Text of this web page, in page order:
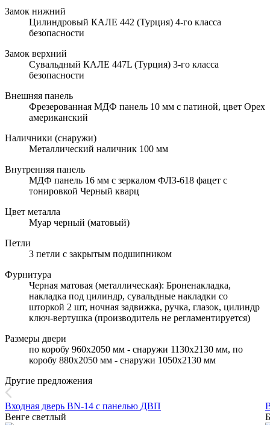
Замок нижний
Цилиндровый КАЛЕ 442 (Турция) 4-го класса
безопасности
Замок верхний
Сувальдный КАЛЕ 447L (Турция) 3-го класса
безопасности
Внешняя панель
Фрезерованная МДФ панель 10 мм с патиной, цвет Орех
американский
Наличники (снаружи)
Металлический наличник 100 мм
Внутренняя панель
МДФ панель 16 мм с зеркалом ФЛЗ-618 фацет с
тонировкой Черный кварц
Цвет металла
Муар черный (матовый)
Петли
3 петли с закрытым подшипником
Фурнитура
Черная матовая (металлическая): Броненакладка,
накладка под цилиндр, сувальдные накладки со
шторкой 2 шт, ночная задвижка, ручка, глазок, цилиндр
ключ-вертушка (производитель не регламентируется)
Размеры двери
по коробу 960х2050 мм - снаружи 1130х2130 мм, по
коробу 880х2050 мм - снаружи 1050х2130 мм
Другие предложения
Входная дверь BN-14 с панелью ДВП
Венге светлый